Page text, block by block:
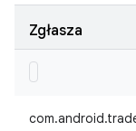
Zgłasza